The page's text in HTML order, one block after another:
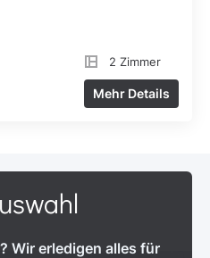
2 Zimmer
Mehr Details
Wir erledigen alles für